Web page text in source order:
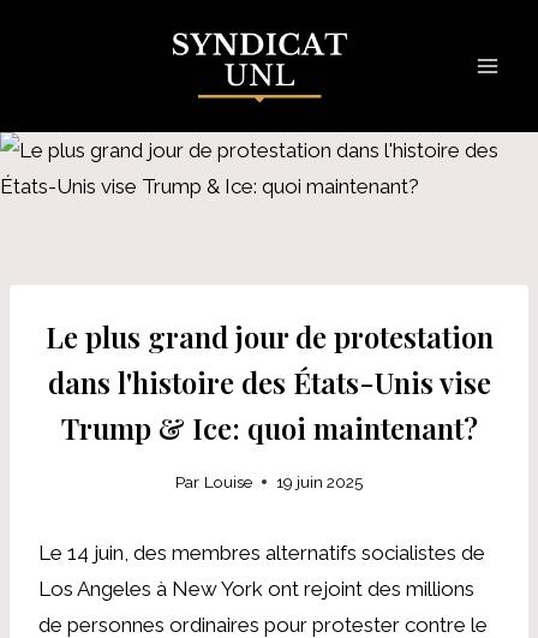
Le plus grand jour de protestation
dans l'histoire des États-Unis vise
Trump & Ice: quoi maintenant?
Par Louise 19 juin 2025
Le 14 juin, des membres alternatifs socialistes de
Los Angeles à New York ont ​​rejoint des millions
de personnes ordinaires pour protester contre le